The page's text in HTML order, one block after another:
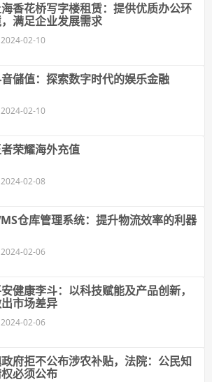
香花桥写字楼租赁：提供优质办公环
满足企业发展需求
2024-02-10
儲值：探索数字时代的娱乐金融
2024-02-10
荣耀海外充值
2024-02-08
仓库管理系统：提升物流效率的利器
2024-02-06
健康李斗：以科技赋能及产品创新，
市场差异
2024-02-06
府拒不公布涉农补贴，法院：公民知
必须公布